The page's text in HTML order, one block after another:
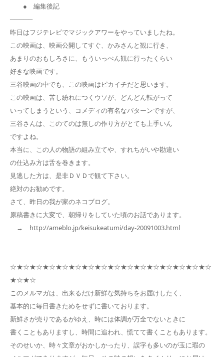
● 編集後記
─────
昨日はフジテレビでマジックアワーをやっていましたね。
この映画は、映画公開してすぐ、かみさんと観に行き、
あまりのおもしろさに、もういっぺん観に行ったくらい
好きな映画です。
三谷映画の中でも、この映画はピカイチだと思います。
この映画は、苦し紛れにつくウソが、どんどん転がって
いってしまうという、コメディの有名なパターンですが、
三谷さんは、このてのは無しの作り方がとても上手いん
ですよね。
本当に、この人の物語の組み立てや、すれちがいや勘違い
の仕込み方は舌を巻きます。
見逃した方は、是非ＤＶＤで観て下さい。
絶対のお勧めです。
さて、昨日の我が家のネコブログ。
原稿書きに大変で、朝帰りをしていた頃のお話であります。
→ http://ameblo.jp/keisukeatumi/day-20091003.html
☆★☆★☆★☆★☆★☆★☆★☆★☆★☆★☆★☆★☆★☆★☆★☆
★☆★☆
このメルマガは、出来るだけ新鮮な気持ちをお届けしたく、
基本的に毎日書きためをせずに書いております。
新鮮さが売りであるがゆえ、時には体調が万全でないときに
書くこともありますし、時間に追われ、慌てて書くこともあります。
そのせいか、時々文章がおかしかったり、誤字も多いのが玉に瑕の